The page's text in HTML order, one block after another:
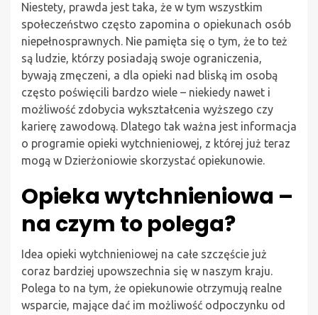
Niestety, prawda jest taka, że w tym wszystkim
społeczeństwo często zapomina o opiekunach osób
niepełnosprawnych. Nie pamięta się o tym, że to też
są ludzie, którzy posiadają swoje ograniczenia,
bywają zmęczeni, a dla opieki nad bliską im osobą
często poświęcili bardzo wiele – niekiedy nawet i
możliwość zdobycia wykształcenia wyższego czy
karierę zawodową. Dlatego tak ważna jest informacja
o programie opieki wytchnieniowej, z której już teraz
mogą w Dzierżoniowie skorzystać opiekunowie.
Opieka wytchnieniowa –
na czym to polega?
Idea opieki wytchnieniowej na całe szczęście już
coraz bardziej upowszechnia się w naszym kraju.
Polega to na tym, że opiekunowie otrzymują realne
wsparcie, mające dać im możliwość odpoczynku od